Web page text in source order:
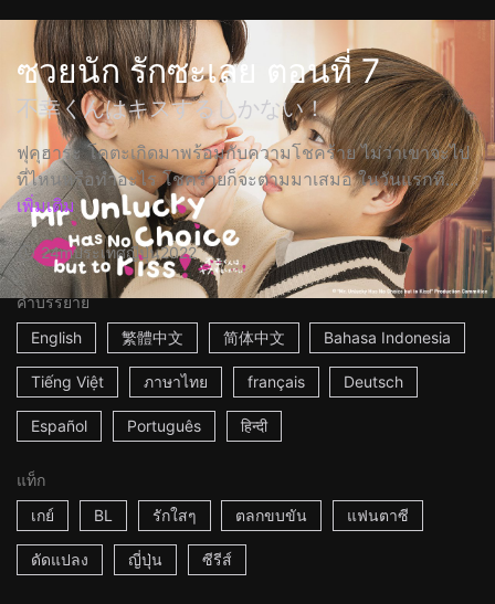
ซวยนัก รักซะเลย ตอนที่ 7
不幸くんはキスするしかない！
ฟุคุฮาระ โคตะเกิดมาพร้อมกับความโชคร้าย ไม่ว่าเขาจะไป
ที่ไหนหรือทำอะไร โชคร้ายก็จะตามมาเสมอ ในวันแรกที...
เพิ่มเติม
24mประเทศญี่ปุ่น2022
คำบรรยาย
English
繁體中文 简体中文 Bahasa Indonesia
Tiếng Việt ภาษาไทย français Deutsch
Español Português हिन्दी
แท็ก
เกย์
BL รักใสๆ ตลกขบขัน แฟนตาซี
ดัดแปลง ญี่ปุ่น ซีรีส์